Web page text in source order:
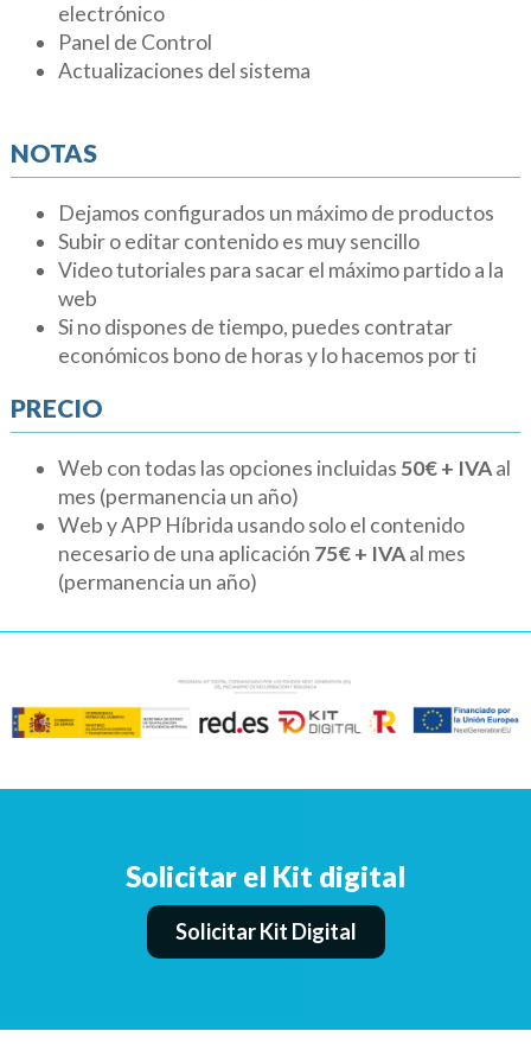
electrónico
Panel de Control
Actualizaciones del sistema
NOTAS
Dejamos configurados un máximo de productos
Subir o editar contenido es muy sencillo
Video tutoriales para sacar el máximo partido a la
web
Si no dispones de tiempo, puedes contratar
económicos bono de horas y lo hacemos por ti
PRECIO
Web con todas las opciones incluidas 50€ + IVAal
mes (permanencia un año)
Web y APP Híbrida usando solo el contenido
necesario de una aplicación 75€ + IVAal mes
(permanencia un año)
Solicitar el Kit digital
Solicitar Kit Digital